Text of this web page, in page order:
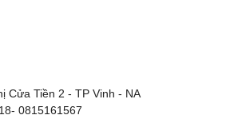
Cửa Tiền 2 - TP Vinh - NA
0815161567